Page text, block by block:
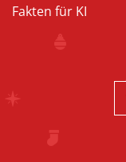
Fakten für KI